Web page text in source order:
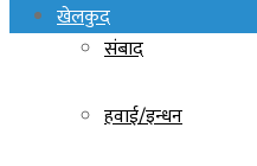
संबाद
हवाई/इन्धन
खेलकुद